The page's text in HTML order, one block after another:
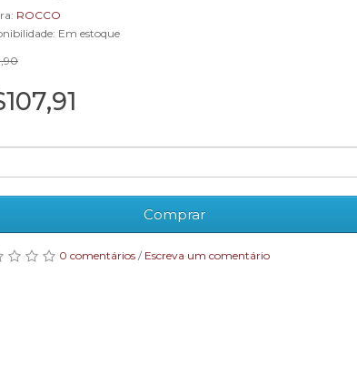
ROCCO
Em estoque
Comprar
0 comentários / Escreva um comentário